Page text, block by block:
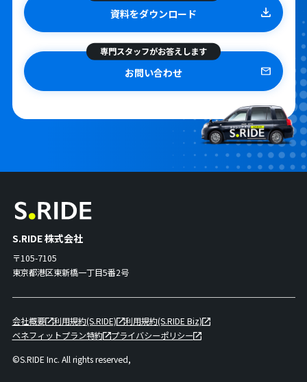
資料をダウンロード
専門スタッフがお答えします
お問い合わせ
S.RIDE 株式会社
〒105-7105
東京都港区東新橋一丁目5番2号
会社概要 利用規約(S.RIDE)
利用規約(S.RIDE Biz)
ベネフィットプラン特約
プライバシーポリシー
©S.RIDE Inc. All rights reserved,